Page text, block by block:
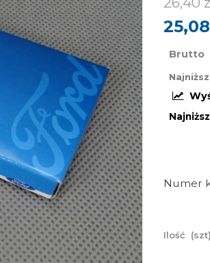
25,08
Brutto
Numer
Ilość (szt)